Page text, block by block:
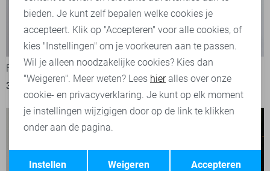
-50%
Fluresk T-shirt
30,00
59,99
Fluresk T-shirt
20,00
Terug Opslaan
bieden. Je kunt zelf bepalen welke cookies je
accepteert. Klik op "Accepteren" voor alle cookies, of
kies "Instellingen" om je voorkeuren aan te passen.
Wil je alleen noodzakelijke cookies? Kies dan
"Weigeren". Meer weten? Lees hieralles over onze
cookie- en privacyverklaring. Je kunt op elk moment
je instellingen wijzigigen door op de link te klikken
onder aan de pagina.
Accepteren
Weigeren
Instellen